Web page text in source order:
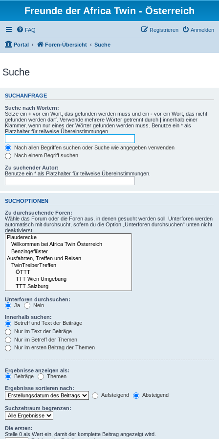
Freunde der Africa Twin - Österreich
FAQ Anmelden
Registrieren
Portal Foren-Übersicht Suche
Suche
SUCHANFRAGE
Suche nach Wörtern:
Setze ein + vor ein Wort, das gefunden werden muss und ein - vor ein Wort, das nicht
gefunden werden darf. Verwende mehrere Wörter getrennt durch | innerhalb einer
Klammer, wenn nur eines der Wörter gefunden werden muss. Benutze ein * als
Platzhalter für teilweise Übereinstimmungen.
Nach allen Begriffen suchen oder Suche wie angegeben verwenden
Nach einem Begriff suchen
Zu suchender Autor:
Benutze ein * als Platzhalter für teilweise Übereinstimmungen.
SUCHOPTIONEN
Zu durchsuchende Foren:
Wähle das Forum oder die Foren aus, in denen gesucht werden soll. Unterforen werden
automatisch mit durchsucht, sofern du die Option „Unterforen durchsuchen“ unten nicht
deaktivierst.
Unterforen durchsuchen:
Ja
Nein
Innerhalb suchen:
Betreff und Text der Beiträge
Nur im Text der Beiträge
Nur im Betreff der Themen
Nur im ersten Beitrag der Themen
Ergebnisse anzeigen als:
Beiträge
Themen
Ergebnisse sortieren nach:
Aufsteigend
Absteigend
Suchzeitraum begrenzen:
Die ersten:
Stelle 0 als Wert ein, damit der komplette Beitrag angezeigt wird.